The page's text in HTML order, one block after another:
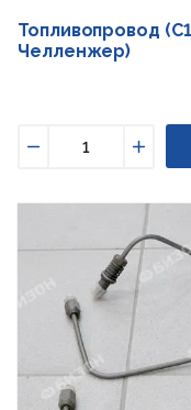
Топливопровод
Челленжер)